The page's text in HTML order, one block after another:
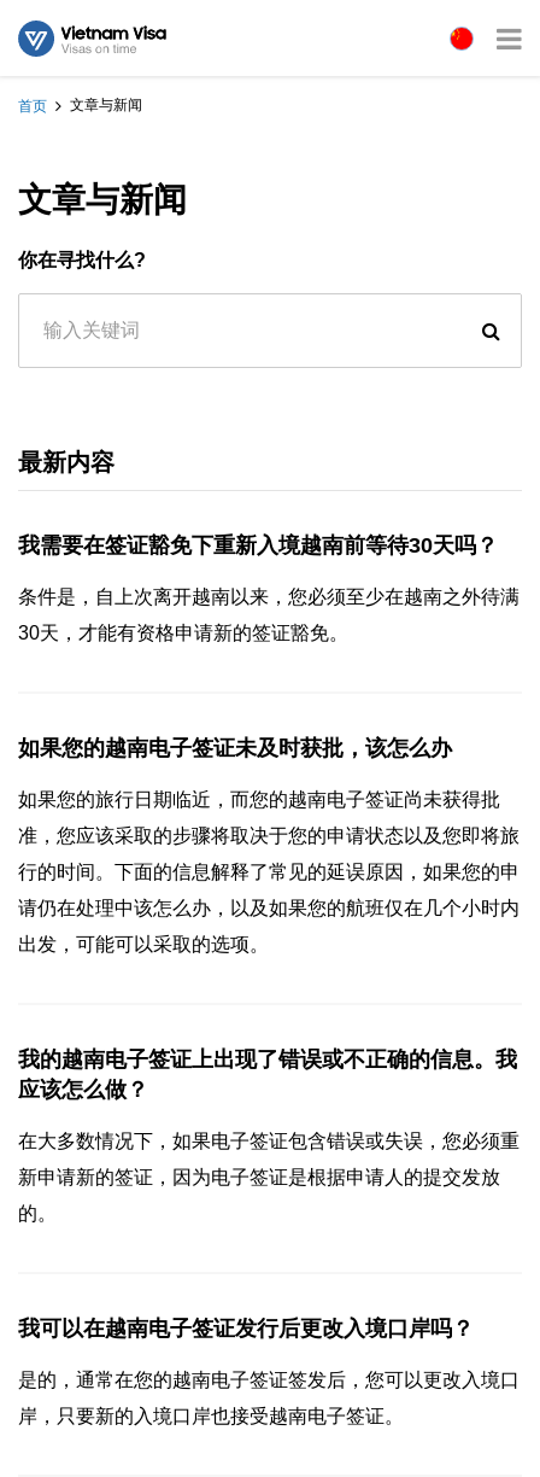
首页 文章与新闻
文章与新闻
你在寻找什么?
最新内容
我需要在签证豁免下重新入境越南前等待30天吗？
条件是，自上次离开越南以来，您必须至少在越南之外待满
30天，才能有资格申请新的签证豁免。
如果您的越南电子签证未及时获批，该怎么办
如果您的旅行日期临近，而您的越南电子签证尚未获得批
准，您应该采取的步骤将取决于您的申请状态以及您即将旅
行的时间。下面的信息解释了常见的延误原因，如果您的申
请仍在处理中该怎么办，以及如果您的航班仅在几个小时内
出发，可能可以采取的选项。
我的越南电子签证上出现了错误或不正确的信息。我
应该怎么做？
在大多数情况下，如果电子签证包含错误或失误，您必须重
新申请新的签证，因为电子签证是根据申请人的提交发放
的。
我可以在越南电子签证发行后更改入境口岸吗？
是的，通常在您的越南电子签证签发后，您可以更改入境口
岸，只要新的入境口岸也接受越南电子签证。